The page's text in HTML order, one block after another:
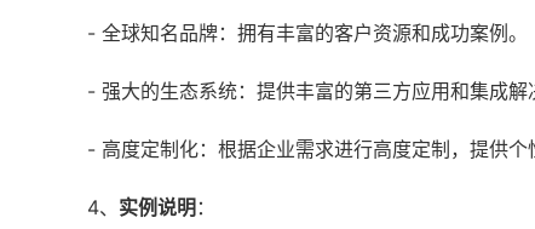
- 全球知名品牌：拥有丰富的客户资源和成功案例。
- 强大的生态系统：提供丰富的第三方应用和集成解
- 高度定制化：根据企业需求进行高度定制，提供个
4、 实例说明 ：